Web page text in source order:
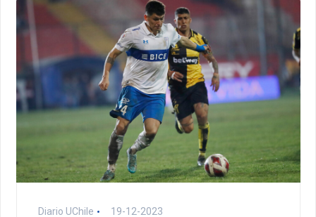
Diario UChile 19-12-2023